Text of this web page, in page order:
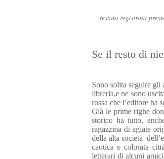
testata registrata
Se il resto di
Sono solita seguire gli
libreria,e ne sono
rossa che l’editore ha
Già le prime righe
storico ha tutto,
ragazzina di agiate
della alta società
caotica e colorata
letterari di alcuni